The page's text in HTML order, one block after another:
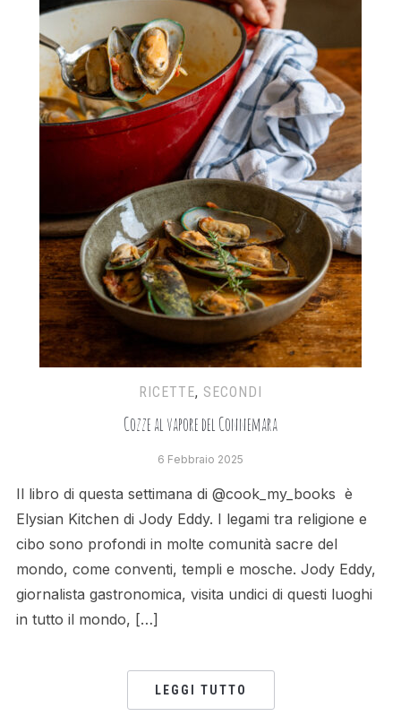
RICETTE, SECONDI
Cozze al vapore del Connemara
6 Febbraio 2025
Il libro di questa settimana di @cook_my_books è
Elysian Kitchen di Jody Eddy. I legami tra religione e
cibo sono profondi in molte comunità sacre del
mondo, come conventi, templi e mosche. Jody Eddy,
giornalista gastronomica, visita undici di questi luoghi
in tutto il mondo, […]
LEGGI TUTTO